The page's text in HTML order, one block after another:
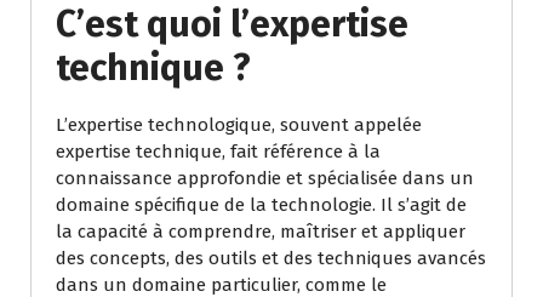
C’est quoi l’expertise
technique ?
L’expertise technologique, souvent appelée
expertise technique, fait référence à la
connaissance approfondie et spécialisée dans un
domaine spécifique de la technologie. Il s’agit de
la capacité à comprendre, maîtriser et appliquer
des concepts, des outils et des techniques avancés
dans un domaine particulier, comme le